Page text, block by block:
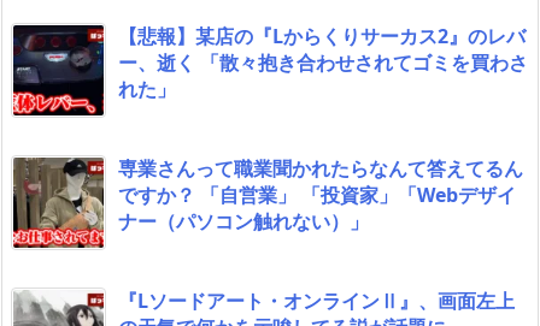
【悲報】某店の『Lからくりサーカス2』のレバ
ー、逝く 「散々抱き合わせされてゴミを買わさ
れた」
専業さんって職業聞かれたらなんて答えてるん
ですか？ 「自営業」 「投資家」「Webデザイ
ナー（パソコン触れない）」
『Lソードアート・オンラインⅡ』、画面左上